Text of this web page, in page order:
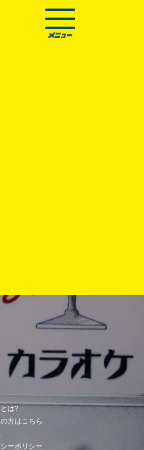
は?
方はこちら
ーポリシー